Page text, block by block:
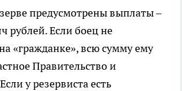
предусмотрены выплаты –
рублей. Если боец не
«гражданке», всю сумму ему
Правительство и
у резервиста есть